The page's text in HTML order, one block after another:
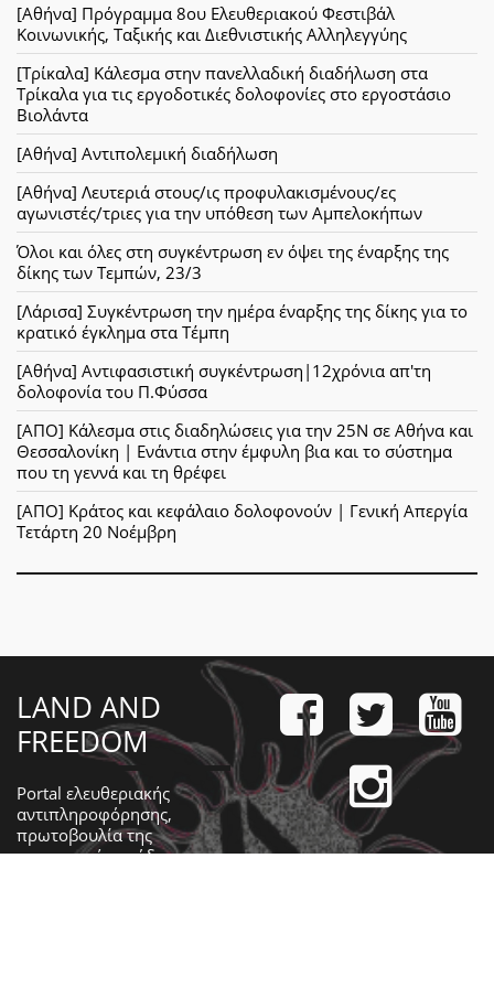
[Αθήνα] Πρόγραμμα 8ου Ελευθεριακού Φεστιβάλ
Κοινωνικής, Ταξικής και Διεθνιστικής Αλληλεγγύης
[Τρίκαλα] Κάλεσμα στην πανελλαδική διαδήλωση στα
Τρίκαλα για τις εργοδοτικές δολοφονίες στο εργοστάσιο
Βιολάντα
[Αθήνα] Αντιπολεμική διαδήλωση
[Αθήνα] Λευτεριά στους/ις προφυλακισμένους/ες
αγωνιστές/τριες για την υπόθεση των Αμπελοκήπων
Όλοι και όλες στη συγκέντρωση εν όψει της έναρξης της
δίκης των Τεμπών, 23/3
[Λάρισα] Συγκέντρωση την ημέρα έναρξης της δίκης για το
κρατικό έγκλημα στα Τέμπη
[Αθήνα] Αντιφασιστική συγκέντρωση|12χρόνια απ'τη
δολοφονία του Π.Φύσσα
[ΑΠΟ] Κάλεσμα στις διαδηλώσεις για την 25Ν σε Αθήνα και
Θεσσαλονίκη | Ενάντια στην έμφυλη βια και το σύστημα
που τη γεννά και τη θρέφει
[ΑΠΟ] Κράτος και κεφάλαιο δολοφονούν | Γενική Απεργία
Τετάρτη 20 Νοέμβρη
LAND AND
FREEDOM
Portal ελευθεριακής
αντιπληροφόρησης,
πρωτοβουλία της
συντακτικής ομάδας της